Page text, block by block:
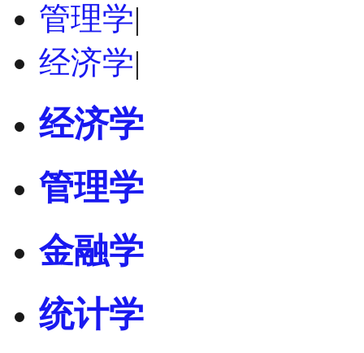
管理学|
经济学|
经济学
管理学
金融学
统计学